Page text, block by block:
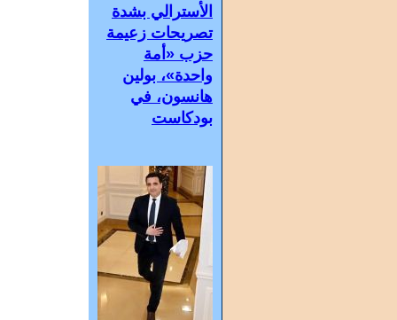
الأسترالي بشدة
تصريحات زعيمة
حزب «أمة
واحدة»، بولين
هانسون، في
بودكاست